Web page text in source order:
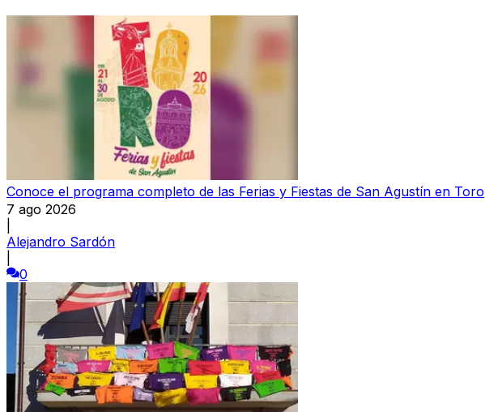
Conoce el programa completo de las Ferias y Fiestas de San Agustín en Toro
7 ago 2026
Alejandro Sardón
0